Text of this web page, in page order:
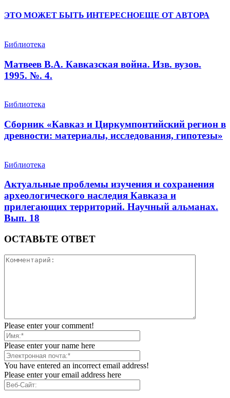
ЭТО МОЖЕТ БЫТЬ ИНТЕРЕСНОЕЩЕ ОТ АВТОРА
Библиотека
Матвеев В.А. Кавказская война. Изв. вузов.
1995. №. 4.
Библиотека
Сборник «Кавказ и Циркумпонтийский регион в
древности: материалы, исследования, гипотезы»
Библиотека
Актуальные проблемы изучения и сохранения
археологического наследия Кавказа и
прилегающих территорий. Научный альманах.
Вып. 18
ОСТАВЬТЕ ОТВЕТ
Please enter your comment!
Please enter your name here
You have entered an incorrect email address!
Please enter your email address here